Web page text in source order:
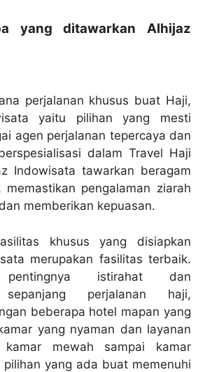
yang ditawarkan Alhijaz
perjalanan khusus buat Haji,
yaitu pilihan yang mesti
agen perjalanan tepercaya dan
dalam Travel Haji
Indowisata tawarkan beragam
pengalaman ziarah
memberikan kepuasan.
khusus yang disiapkan
merupakan fasilitas terbaik.
pentingnya istirahat dan
sepanjang perjalanan haji,
beberapa hotel mapan yang
yang nyaman dan layanan
mewah sampai kamar
yang ada buat memenuhi